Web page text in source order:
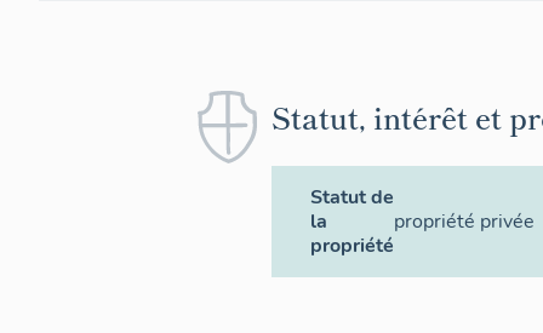
Statut, intérêt et
Statut de
la
propriété
propriété privée